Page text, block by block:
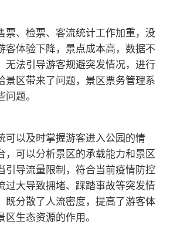
票、检票、客流统计工作加重，没
客体验下降，景点成本高，数据不
无法引导游客规避突发情况，进行
景区带来了问题，景区票务管理系
题。
可以及时掌握游客进入公园的情
，可以分析景区的承载能力和景区
引导流量限制，符合当前疫情防控
过大导致拥堵、踩踏事故等突发情
既分散了人流密度，提高了游客体
生态资源的作用。